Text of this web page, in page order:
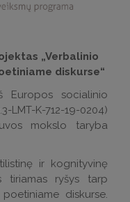
„Verbalinio
diskurse“
Europos socialinio
K-712-19-0204)
mokslo taryba
ir kognityvinę
tiriamas ryšys tarp
diskurse.